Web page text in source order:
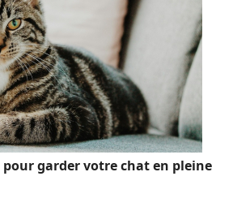
garder votre chat en pleine